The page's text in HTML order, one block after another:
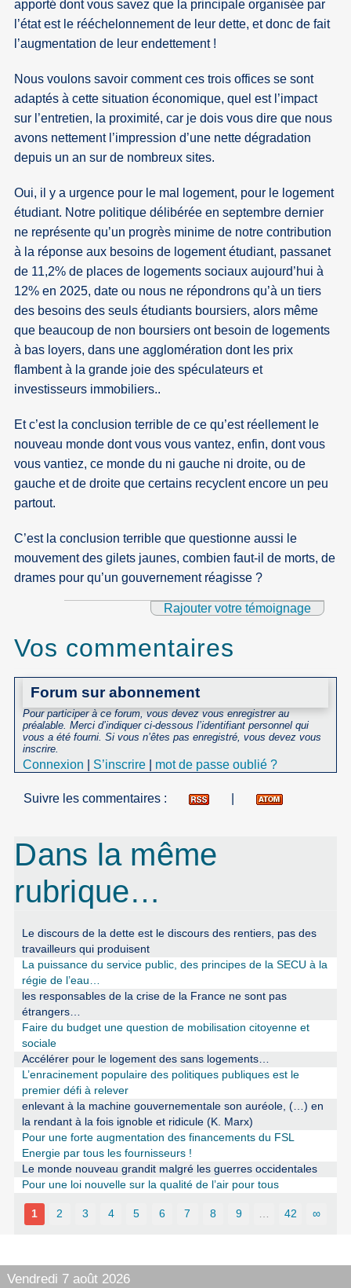
apporté dont vous savez que la principale organisée par
l’état est le rééchelonnement de leur dette, et donc de fait
l’augmentation de leur endettement !
Nous voulons savoir comment ces trois offices se sont
adaptés à cette situation économique, quel est l’impact
sur l’entretien, la proximité, car je dois vous dire que nous
avons nettement l’impression d’une nette dégradation
depuis un an sur de nombreux sites.
Oui, il y a urgence pour le mal logement, pour le logement
étudiant. Notre politique délibérée en septembre dernier
ne représente qu’un progrès minime de notre contribution
à la réponse aux besoins de logement étudiant, passanet
de 11,2% de places de logements sociaux aujourd’hui à
12% en 2025, date ou nous ne répondrons qu’à un tiers
des besoins des seuls étudiants boursiers, alors même
que beaucoup de non boursiers ont besoin de logements
à bas loyers, dans une agglomération dont les prix
flambent à la grande joie des spéculateurs et
investisseurs immobiliers..
Et c’est la conclusion terrible de ce qu’est réellement le
nouveau monde dont vous vous vantez, enfin, dont vous
vous vantiez, ce monde du ni gauche ni droite, ou de
gauche et de droite que certains recyclent encore un peu
partout.
C’est la conclusion terrible que questionne aussi le
mouvement des gilets jaunes, combien faut-il de morts, de
drames pour qu’un gouvernement réagisse ?
Rajouter votre témoignage
Vos commentaires
Forum sur abonnement
Pour participer à ce forum, vous devez vous enregistrer au
préalable. Merci d’indiquer ci-dessous l’identifiant personnel qui
vous a été fourni. Si vous n’êtes pas enregistré, vous devez vous
inscrire.
Connexion S’inscrire mot de passe oublié ?
Suivre les commentaires :
Dans la même
rubrique…
Le discours de la dette est le discours des rentiers, pas des
travailleurs qui produisent
La puissance du service public, des principes de la SECU à la
régie de l’eau…
les responsables de la crise de la France ne sont pas
étrangers…
Faire du budget une question de mobilisation citoyenne et
sociale
Accélérer pour le logement des sans logements…
L’enracinement populaire des politiques publiques est le
premier défi à relever
enlevant à la machine gouvernementale son auréole, (…) en
la rendant à la fois ignoble et ridicule (K. Marx)
Pour une forte augmentation des financements du FSL
Energie par tous les fournisseurs !
Le monde nouveau grandit malgré les guerres occidentales
Pour une loi nouvelle sur la qualité de l’air pour tous
1 2 3 4 5 6 7 8 9 42 ∞
Vendredi 7 août 2026